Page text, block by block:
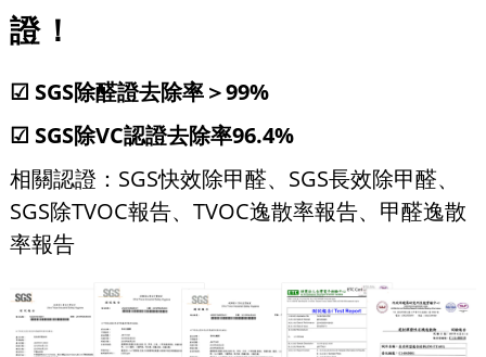
證！
☑ SGS除醛證去除率＞99%
☑ SGS除VC認證去除率96.4%
相關認證：SGS快效除甲醛、SGS長效除甲醛、
SGS除TVOC報告、TVOC逸散率報告、甲醛逸散
率報告